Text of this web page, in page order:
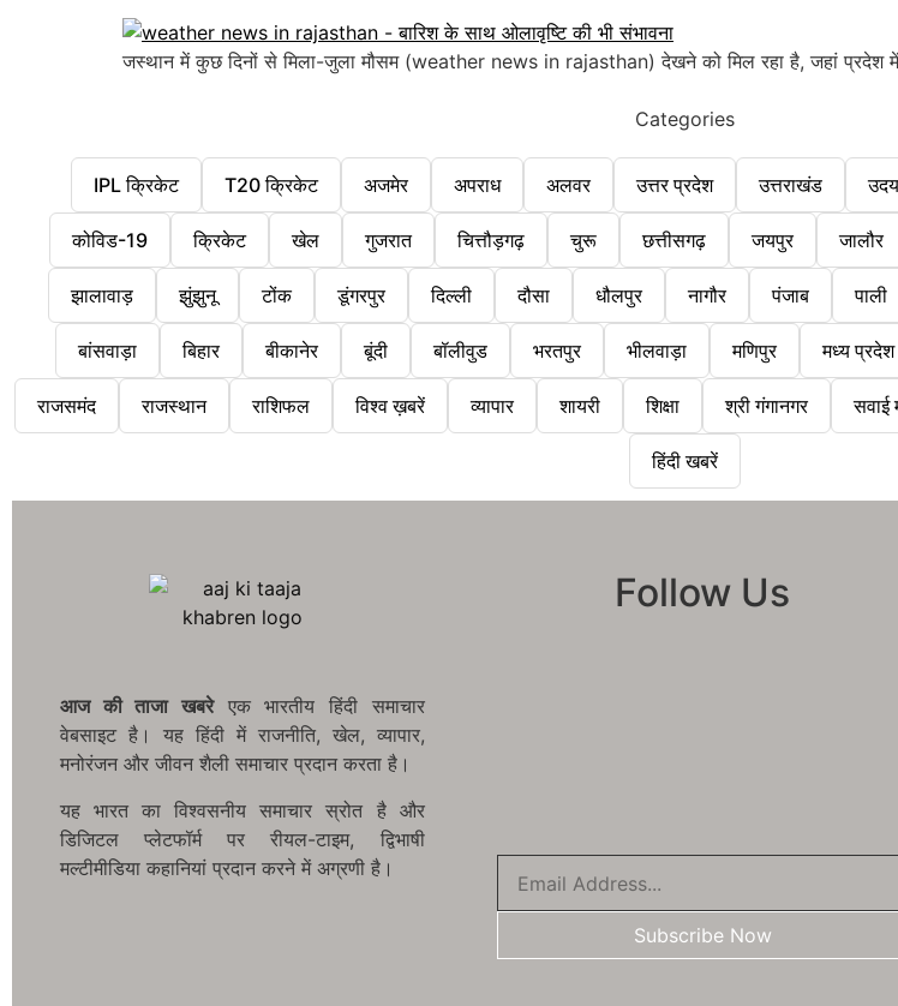
जस्थान में कुछ दिनों से मिला-जुला मौसम (weather news in rajasthan) देखने को मिल रहा है, जहां प्रदेश में
Categories
IPL क्रिकेट T20 क्रिकेट अजमेर अपराध अलवर उत्तर प्रदेश उत्तराखंड
कोविड-19 क्रिकेट खेल गुजरात चित्तौड़गढ़ चुरू छत्तीसगढ़ जयपुर जालौर
झालावाड़ झुंझुनू टोंक डूंगरपुर दिल्ली दौसा धौलपुर नागौर पंजाब पाली
बांसवाड़ा बिहार बीकानेर बूंदी बॉलीवुड भरतपुर भीलवाड़ा मणिपुर मध्य प्रदेश
राजसमंद राजस्थान राशिफल विश्व ख़बरें व्यापार शायरी शिक्षा श्री गंगानगर सवाई
हिंदी खबरें
आज की ताजा खबरेएक भारतीय हिंदी समाचार
वेबसाइट है। यह हिंदी में राजनीति, खेल, व्यापार,
मनोरंजन और जीवन शैली समाचार प्रदान करता है।
यह भारत का विश्वसनीय समाचार स्रोत है और
डिजिटल प्लेटफॉर्म पर रीयल-टाइम, द्विभाषी
मल्टीमीडिया कहानियां प्रदान करने में अग्रणी है।
Follow Us
Subscribe Now